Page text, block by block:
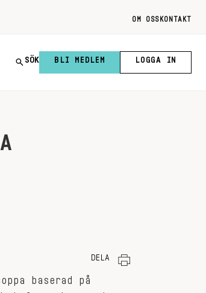
OM OSS KONTAKT
SÖK BLI MEDLEM LOGGA IN
DELA
baserad på